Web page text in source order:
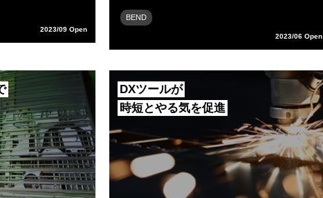
2023/09 Open
BEND
2023/06 Open
DXツールが
時短とやる気を促進